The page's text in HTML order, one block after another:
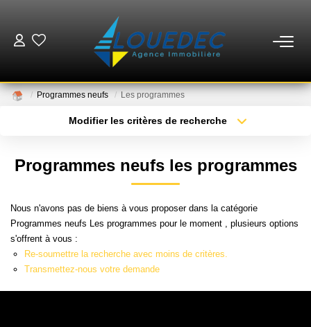
Programmes neufs Les programmes
Modifier les critères de recherche
Sélectionnez...
Type de bien
Surface min
Budget max Plus de critères
Programmes neufs les programmes
Nous n'avons pas de biens à vous proposer dans la catégorie
Programmes neufs Les programmes pour le moment , plusieurs options
s'offrent à vous :
Re-soumettre la recherche avec moins de critères.
Transmettez-nous votre demande